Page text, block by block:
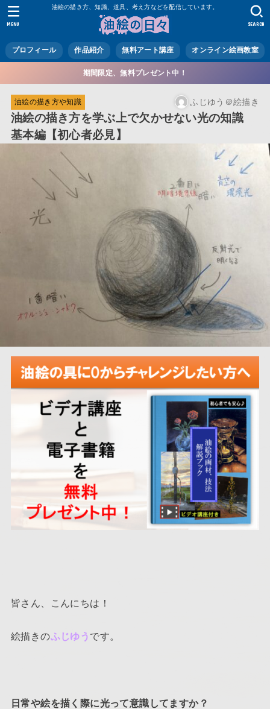
油絵の描き方、知識、道具、考え方などを配信しています。
プロフィール 作品紹介 無料アート講座 オンライン絵画教室
SEARCH
MENU
期間限定、無料プレゼント中！
油絵の描き方や知識 ふじゆう＠絵描き
油絵の描き方を学ぶ上で欠かせない光の知識
基本編【初心者必見】
皆さん、こんにちは！
絵描きのふじゆう です。
日常や絵を描く際に光って意識してますか？